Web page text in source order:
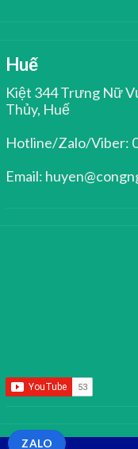
Huế
Kiệt 344 Trưng Nữ
Thủy, Huế
Hotline/Zalo/Viber:
Email:
ZALO